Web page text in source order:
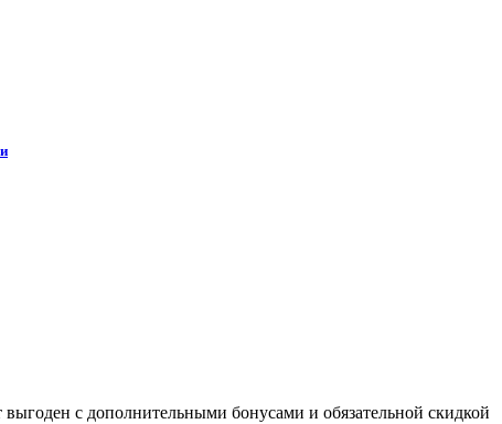
с дополнительными бонусами и обязательной скидкой